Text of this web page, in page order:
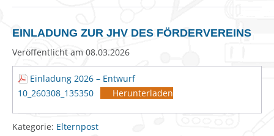
EINLADUNG ZUR JHV DES FÖRDERVEREINS
Veröffentlicht am 08.03.2026
Einladung 2026 – Entwurf
10_260308_135350
Herunterladen
Kategorie: Elternpost